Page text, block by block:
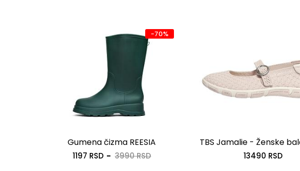
-70%
Gumena čizma REESIA
1197 RSD 3990 RSD
TBS Jamalie - Ženske
13490 RSD